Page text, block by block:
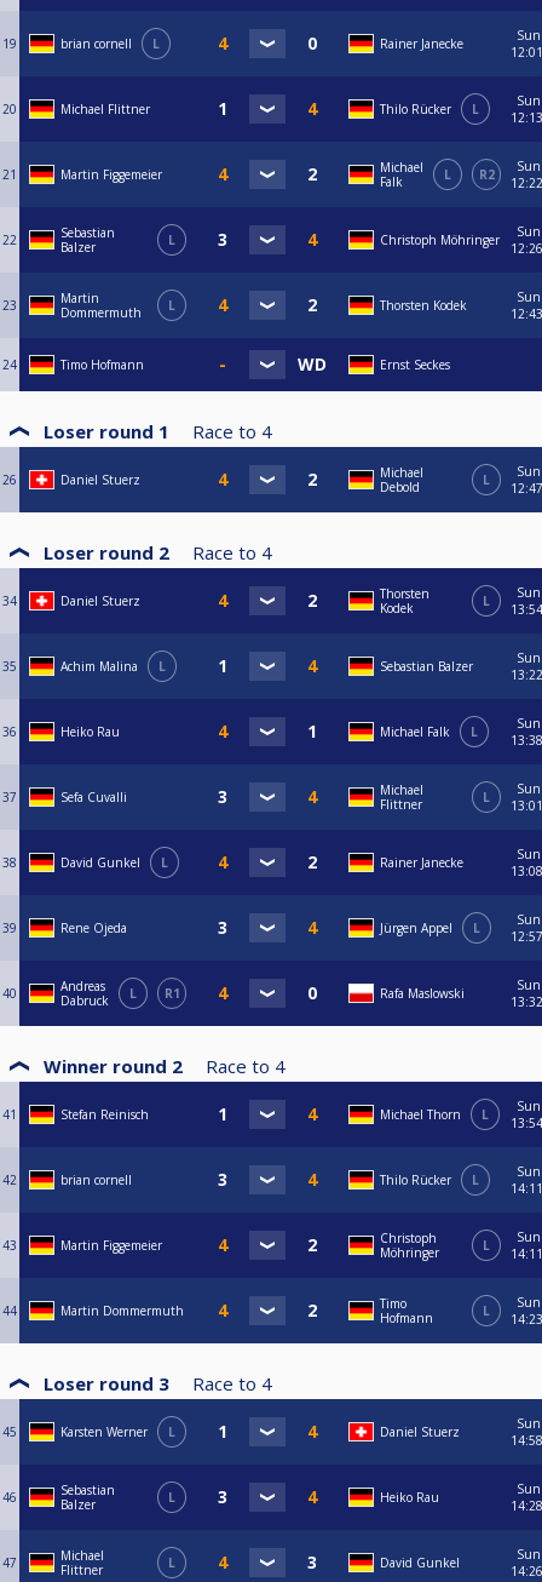
19 brian cornell L Rainer Janecke
Sun
12:01
20 Michael Flittner Thilo Rücker L
Sun
12:13
21 Martin Figgemeier
Michael
Falk
L R2
Sun
12:22
22
Sebastian
Balzer
L Christoph Möhringer
Sun
12:26
23
Martin
Dommermuth
L Thorsten Kodek
Sun
12:43
24 Timo Hofmann Ernst Seckes
Loser round 1 Race to 4
26 Daniel Stuerz
Michael
Debold
L
Sun
12:47
Loser round 2 Race to 4
34 Daniel Stuerz
Thorsten
Kodek
L
Sun
13:54
35 Achim Malina L Sebastian Balzer
Sun
13:22
36 Heiko Rau Michael Falk L
Sun
13:38
37 Sefa Cuvalli
Michael
Flittner
L
Sun
13:01
38 David Gunkel L Rainer Janecke
Sun
13:08
39 Rene Ojeda Jürgen Appel L
Sun
12:57
40
Andreas
Dabruck
L R1 Rafa Maslowski
Sun
13:32
Winner round 2 Race to 4
41 Stefan Reinisch Michael Thorn L
Sun
13:54
42 brian cornell Thilo Rücker L
Sun
14:11
43 Martin Figgemeier
Christoph
Möhringer
L
Sun
14:11
44 Martin Dommermuth
Timo
Hofmann
L
Sun
14:23
Loser round 3 Race to 4
45 Karsten Werner L Daniel Stuerz
Sun
14:58
46
Sebastian
Balzer
L Heiko Rau
Sun
14:28
47
Michael
Flittner
L David Gunkel
Sun
14:26